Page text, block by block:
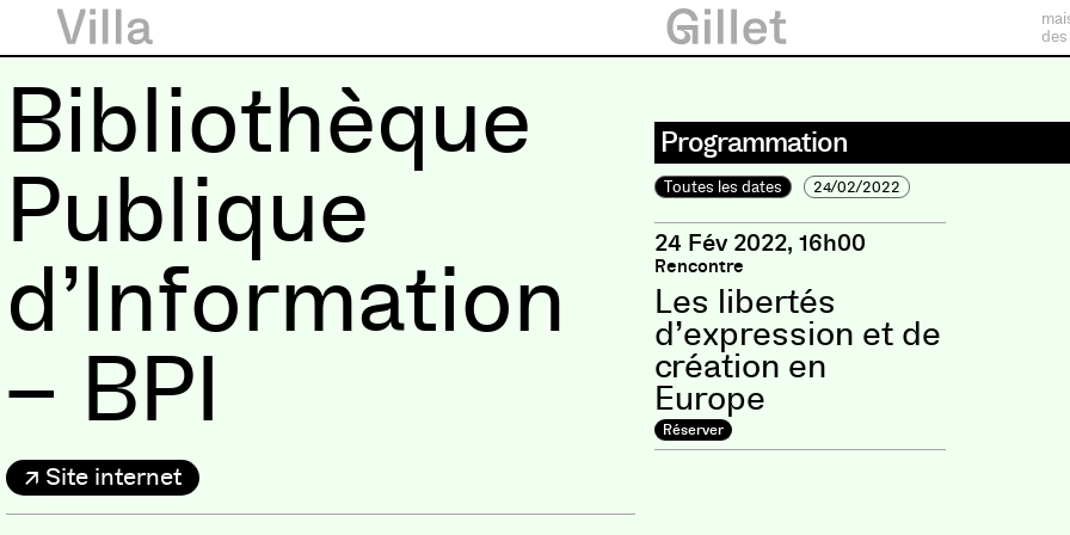
Bibliothèque
Publique
d’Information
– BPI
Site internet
Programmation
Toutes les dates 24/02/2022
24 Fév 2022, 16h00
Rencontre
Les libertés
d’expression et de
création en
Europe
Réserver